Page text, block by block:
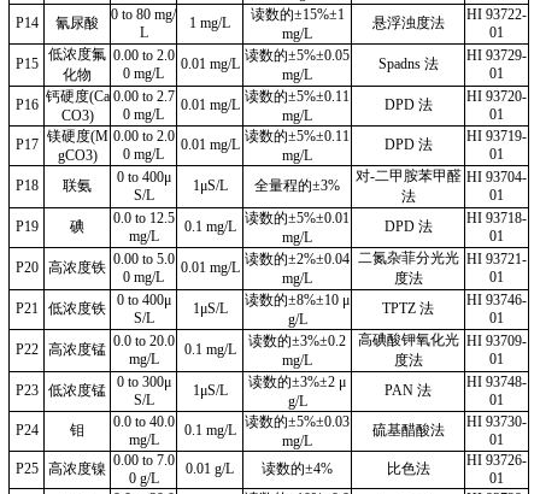
P14
氰尿酸
0 to 80 mg/
L
1 mg/L 读数的±15%±1
mg/L
悬浮浊度法
HI 93722-
01
P15
低浓度氟
化物
0.00 to 2.0
0 mg/L
0.01 mg/L 读数的±5%±0.05
mg/L
Spadns 法
HI 93729-
01
P16 钙硬度(Ca
CO3)
0.00 to 2.7
0 mg/L
0.01 mg/L 读数的±5%±0.11
mg/L
DPD 法
HI 93720-
01
P17 镁硬度(M
gCO3)
0.00 to 2.0
0 mg/L
0.01 mg/L 读数的±5%±0.11
mg/L
DPD 法
HI 93719-
01
P18
联氨
0 to 400μ
S/L
1μS/L 全量程的±3%
对-二甲胺苯甲醛
法
HI 93704-
01
P19
碘
0.0 to 12.5
mg/L
0.1 mg/L 读数的±5%±0.01
mg/L
DPD 法
HI 93718-
01
P20
高浓度铁 0.00 to 5.0
0 mg/L
0.01 mg/L 读数的±2%±0.04
mg/L
二氮杂菲分光光
度法
HI 93721-
01
P21
低浓度铁
0 to 400μ
S/L
1μS/L 读数的±8%±10 μ
g/L
TPTZ 法
HI 93746-
01
P22
高浓度锰 0.0 to 20.0
mg/L
0.1 mg/L 读数的±3%±0.2
mg/L
高碘酸钾氧化光
度法
HI 93709-
01
P23
低浓度锰
0 to 300μ
S/L
1μS/L 读数的±3%±2 μ
g/L
PAN 法
HI 93748-
01
P24
钼
0.0 to 40.0
mg/L
0.1 mg/L 读数的±5%±0.03
mg/L
硫基醋酸法
HI 93730-
01
P25
高浓度镍 0.00 to 7.0
0 g/L
0.01 g/L 读数的±4% 比色法
HI 93726-
01